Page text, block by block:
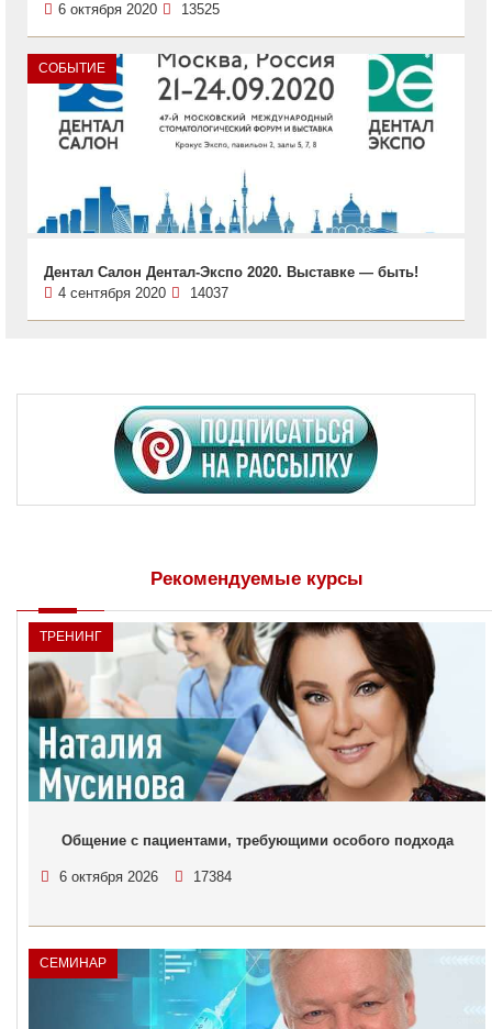
6 октября 2020 13525
СОБЫТИЕ
Дентал Салон Дентал-Экспо 2020. Выставке — быть!
4 сентября 2020
14037
Рекомендуемые курсы
ТРЕНИНГ
Общение с пациентами, требующими особого подхода
6 октября 2026 17384
СЕМИНАР